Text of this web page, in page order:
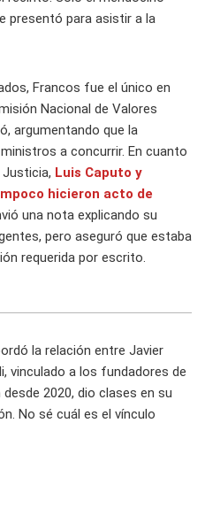
presentó para asistir a la
Francos fue el único en
Nacional de Valores
argumentando que la
a concurrir. En cuanto
Luis Caputo y
hicieron acto de
una nota explicando su
pero aseguró que estaba
requerida por escrito.
la relación entre Javier
vinculado a los fundadores de
2020, dio clases en su
No sé cuál es el vínculo